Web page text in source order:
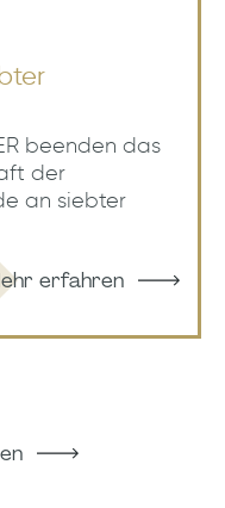
beenden das
der
an siebter
erfahren